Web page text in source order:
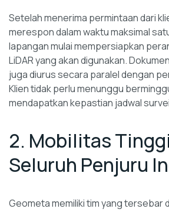
Setelah menerima permintaan dari
merespon dalam waktu maksimal
lapangan mulai mempersiapkan
LiDAR yang akan digunakan.
juga diurus secara paralel dengan
Klien tidak perlu menunggu
mendapatkan kepastian jadwal
2. Mobilitas
Seluruh Penjuru
Geometa memiliki tim yang tersebar